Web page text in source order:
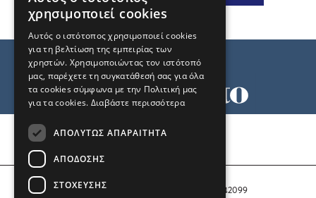
Αριθμός Πιστοποίησης Μ.Η.Τ. 242099
χρησιμοποιεί cookies
Αυτός ο ιστότοπος χρησιμοποιεί cookies
για τη βελτίωση της εμπειρίας των
χρηστών. Χρησιμοποιώντας τον ιστότοπό
μας, παρέχετε τη συγκατάθεσή σας για όλα
τα cookies σύμφωνα με την Πολιτική μας
για τα cookies. Διαβάστε περισσότερα
ΑΠΟΛΎΤΩΣ ΑΠΑΡΑΊΤΗΤΑ
ΑΠΌΔΟΣΗΣ
ΣΤΌΧΕΥΣΗΣ